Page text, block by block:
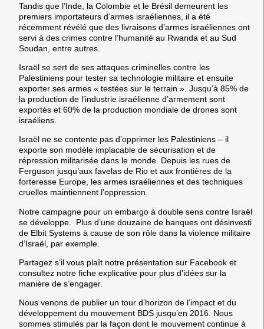
Tandis que l’Inde, la Colombie et le Brésil demeurent les
premiers importateurs d’armes israéliennes, il a été
récemment révélé que des livraisons d’armes israéliennes ont
servi à des crimes contre l’humanité au Rwanda et au Sud
Soudan, entre autres.
Israël se sert de ses attaques criminelles contre les
Palestiniens pour tester sa technologie militaire et ensuite
exporter ses armes « testées sur le terrain ». Jusqu’à 85% de
la production de l’industrie israélienne d’armement sont
exportés et 60% de la production mondiale de drones sont
israéliens.
Israël ne se contente pas d’opprimer les Palestiniens – il
exporte son modèle implacable de sécurisation et de
répression militarisée dans le monde. Depuis les rues de
Ferguson jusqu’aux favelas de Rio et aux frontières de la
forteresse Europe, les armes israéliennes et des techniques
cruelles maintiennent l’oppression.
Notre campagne pour un embargo à double sens contre Israël
se développe. Plus d’une douzaine de banques ont désinvesti
de Elbit Systems à cause de son rôle dans la violence militaire
d’Israël, par exemple.
Partagez s’il vous plaît notre présentation sur Facebook et
consultez notre fiche explicative pour plus d’idées sur la
manière de s’engager.
Nous venons de publier un tour d’horizon de l’impact et du
développement du mouvement BDS jusqu’en 2016. Nous
sommes stimulés par la façon dont le mouvement continue à